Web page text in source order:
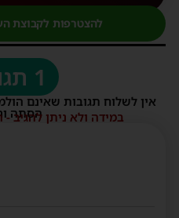
להצטרפות לקבוצת
1 תגובות
אין לשלוח תגובות שאינם
הסתה
במידה ולא ניתן להגיב